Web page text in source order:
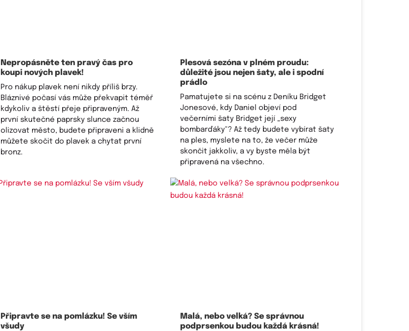
Nepropásněte ten pravý čas pro
koupi nových plavek!
Pro nákup plavek není nikdy příliš brzy.
Bláznivé počasí vás může překvapit téměř
kdykoliv a štěstí přeje připraveným. Až
první skutečné paprsky slunce začnou
olizovat město, budete připraveni a klidně
můžete skočit do plavek a chytat první
bronz.
Plesová sezóna v plném proudu:
důležité jsou nejen šaty, ale i spodní
prádlo
Pamatujete si na scénu z Deníku Bridget
Jonesové, kdy Daniel objeví pod
večerními šaty Bridget její „sexy
bombarďáky"? Až tedy budete vybírat šaty
na ples, myslete na to, že večer může
skončit jakkoliv, a vy byste měla být
připravená na všechno.
Připravte se na pomlázku! Se vším
všudy
Malá, nebo velká? Se správnou
podprsenkou budou každá krásná!